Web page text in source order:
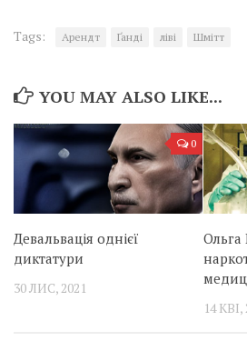
Tags: Арендт Ґанді ліві Шмітт
YOU MAY ALSO LIKE...
0
Девальвація однієї
диктатури
30 ЛИС, 2021
Ольга
14 КВІ,